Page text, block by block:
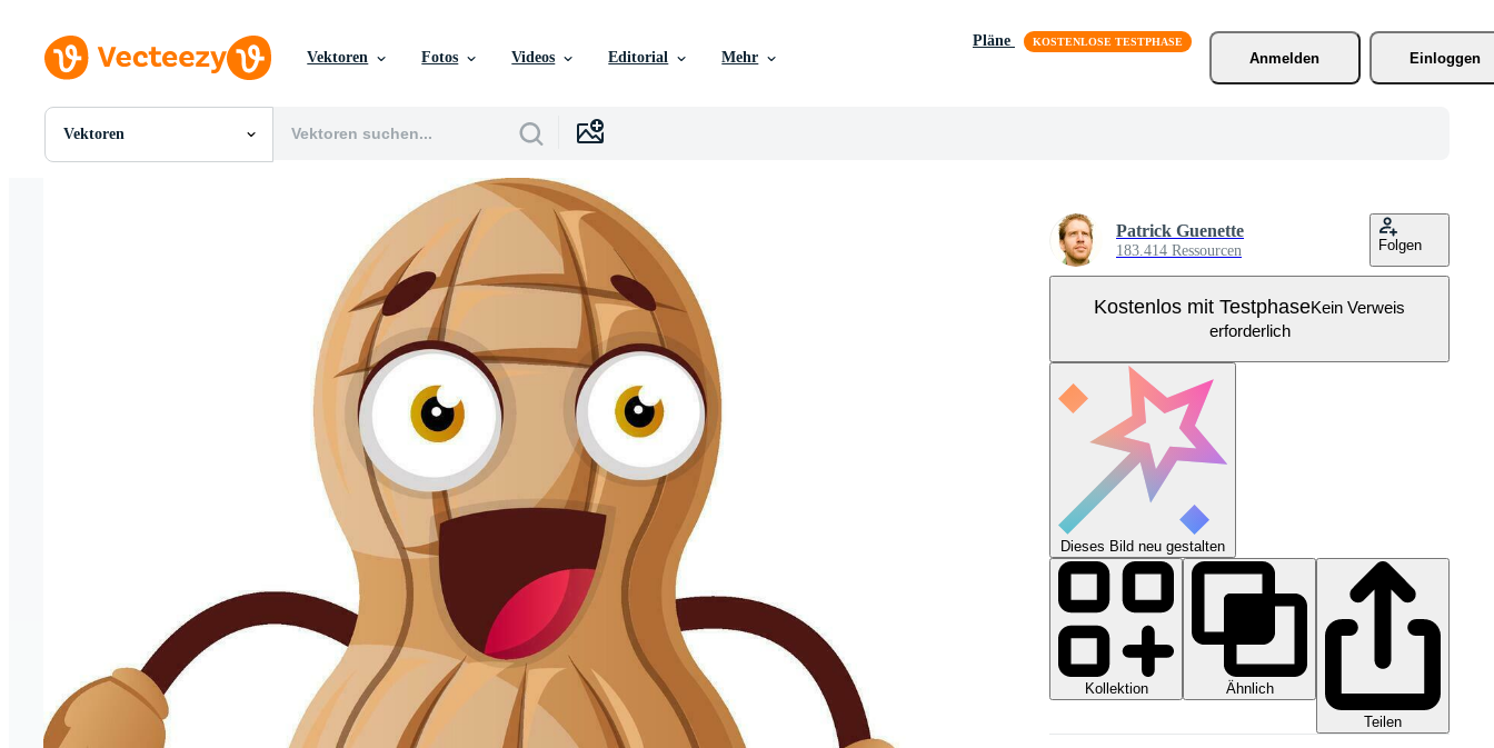
Vektoren Fotos Videos Editorial Mehr
Pläne
Anmelden
Einloggen
Vektoren
Alle Bilder
Patrick Guenette
183.414 Ressourcen Folgen
Kostenlos mit TestphaseKein Verweis
erforderlich
Dieses Bild neu gestalten
Kollektion
Ähnlich
Teilen